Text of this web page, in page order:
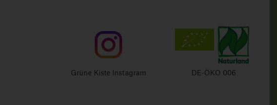
Grüne Kiste Instagram DE-ÖKO 006